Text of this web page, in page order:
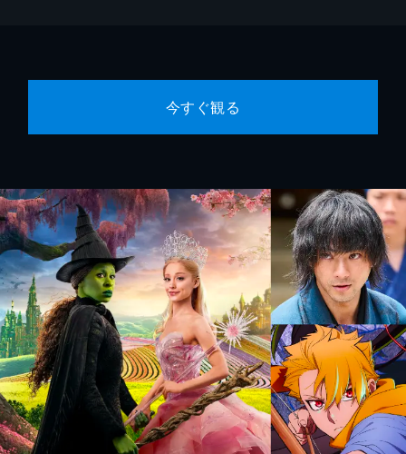
今すぐ観る